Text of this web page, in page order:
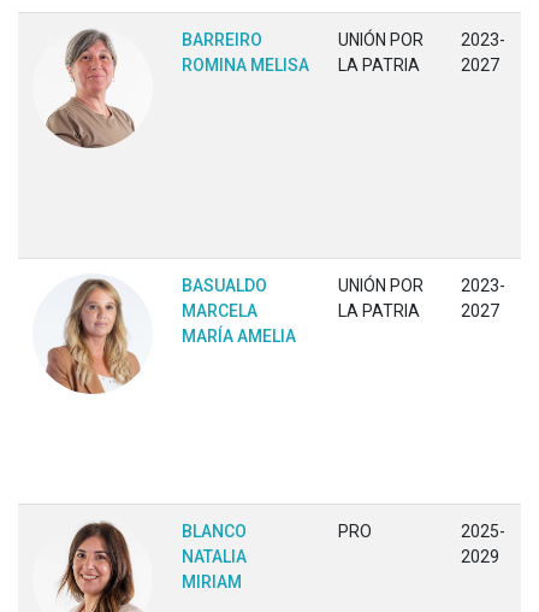
BARREIRO
ROMINA MELISA
UNIÓN POR
LA PATRIA
2023-
2027
BASUALDO
MARCELA
MARÍA AMELIA
UNIÓN POR
LA PATRIA
2023-
2027
BLANCO
NATALIA
MIRIAM
PRO
2025-
2029